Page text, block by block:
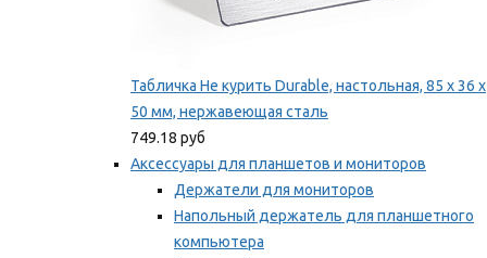
Табличка Не курить Durable, настольная, 85 x 36 x
50 мм, нержавеющая сталь
749.18 руб
Аксессуары для планшетов и мониторов
Держатели для мониторов
Напольный держатель для планшетного
компьютера